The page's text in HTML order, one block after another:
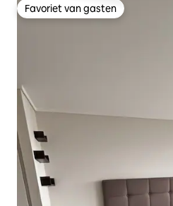
Favoriet van gasten
Favoriet van gasten